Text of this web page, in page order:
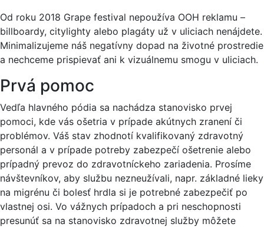
Od roku 2018 Grape festival nepoužíva OOH reklamu –
billboardy, citylighty alebo plagáty už v uliciach nenájdete.
Minimalizujeme náš negatívny dopad na životné prostredie
a nechceme prispievať ani k vizuálnemu smogu v uliciach.
Prvá pomoc
Vedľa hlavného pódia sa nachádza stanovisko prvej
pomoci, kde vás ošetria v prípade akútnych zranení či
problémov. Váš stav zhodnotí kvalifikovaný zdravotný
personál a v prípade potreby zabezpečí ošetrenie alebo
prípadný prevoz do zdravotníckeho zariadenia. Prosíme
návštevníkov, aby službu nezneužívali, napr. základné lieky
na migrénu či bolesť hrdla si je potrebné zabezpečiť po
vlastnej osi. Vo vážnych prípadoch a pri neschopnosti
presunúť sa na stanovisko zdravotnej služby môžete